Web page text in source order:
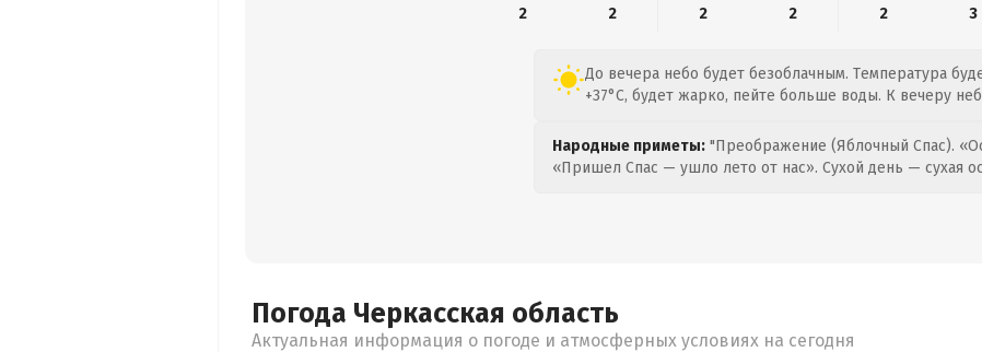
2
2 2 2 2 3
До вечера небо будет безоблачным. Температура
+37°C, будет жарко, пейте больше воды. К вечеру
Народные приметы: "Преображение (Яблочный Спас).
«Пришел Спас — ушло лето от нас». Сухой день — сухая
Погода Черкасская область
Актуальная информация о погоде и атмосферных условиях на сегодня